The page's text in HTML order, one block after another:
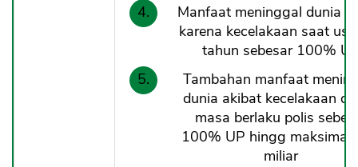
Manfaat meninggal dunia
karena kecelakaan saat
tahun sebesar 100%
Tambahan manfaat
dunia akibat kecelakaan
masa berlaku polis
100% UP hingg maksimal
miliar